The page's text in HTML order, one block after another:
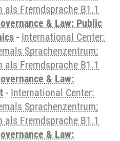
als Fremdsprache B1.1
& Law: Public
- International Center:
Sprachenzentrum;
als Fremdsprache B1.1
& Law:
- International Center:
Sprachenzentrum;
als Fremdsprache B1.1
& Law: